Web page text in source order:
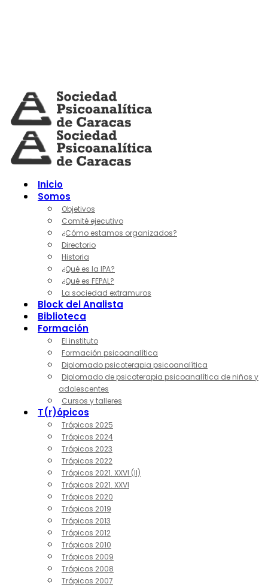
Inicio
Somos
Objetivos
Comité ejecutivo
¿Cómo estamos organizados?
Directorio
Historia
¿Qué es la IPA?
¿Qué es FEPAL?
La sociedad extramuros
Block del Analista
Biblioteca
Formación
El instituto
Formación psicoanalítica
Diplomado psicoterapia psicoanalítica
Diplomado de psicoterapia psicoanalítica de niños y
adolescentes
Cursos y talleres
T(r)ópicos
Trópicos 2025
Trópicos 2024
Trópicos 2023
Trópicos 2022
Trópicos 2021. XXVI (II)
Trópicos 2021. XXVI
Trópicos 2020
Trópicos 2019
Trópicos 2013
Trópicos 2012
Trópicos 2010
Trópicos 2009
Trópicos 2008
Trópicos 2007